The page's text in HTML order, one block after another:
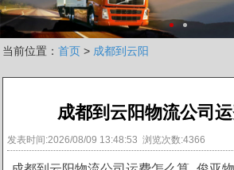
当前位置： 首页> 成都到云阳
成都到云阳物流公司
发表时间:2026/08/09 13:48:53 浏览次数:4366